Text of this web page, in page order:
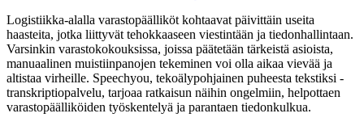
Logistiikka-alalla varastopäälliköt kohtaavat päivittäin useita
haasteita, jotka liittyvät tehokkaaseen viestintään ja tiedonhallintaan.
Varsinkin varastokokouksissa, joissa päätetään tärkeistä asioista,
manuaalinen muistiinpanojen tekeminen voi olla aikaa vievää ja
altistaa virheille. Speechyou, tekoälypohjainen puheesta tekstiksi -
transkriptiopalvelu, tarjoaa ratkaisun näihin ongelmiin, helpottaen
varastopäälliköiden työskentelyä ja parantaen tiedonkulkua.